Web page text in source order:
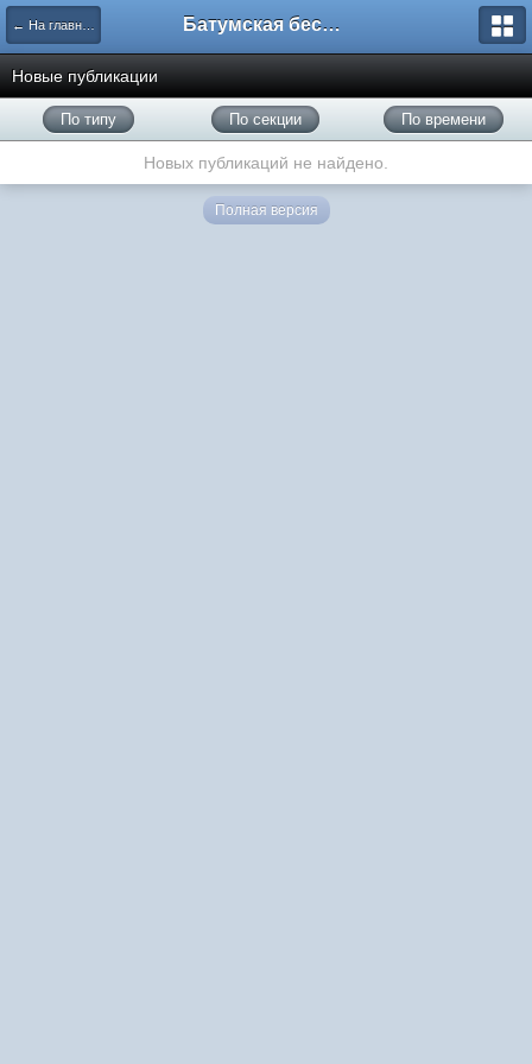
← На главную Батумская беседка
Новые публикации
По типу По секции По времени
Новых публикаций не найдено.
Полная версия